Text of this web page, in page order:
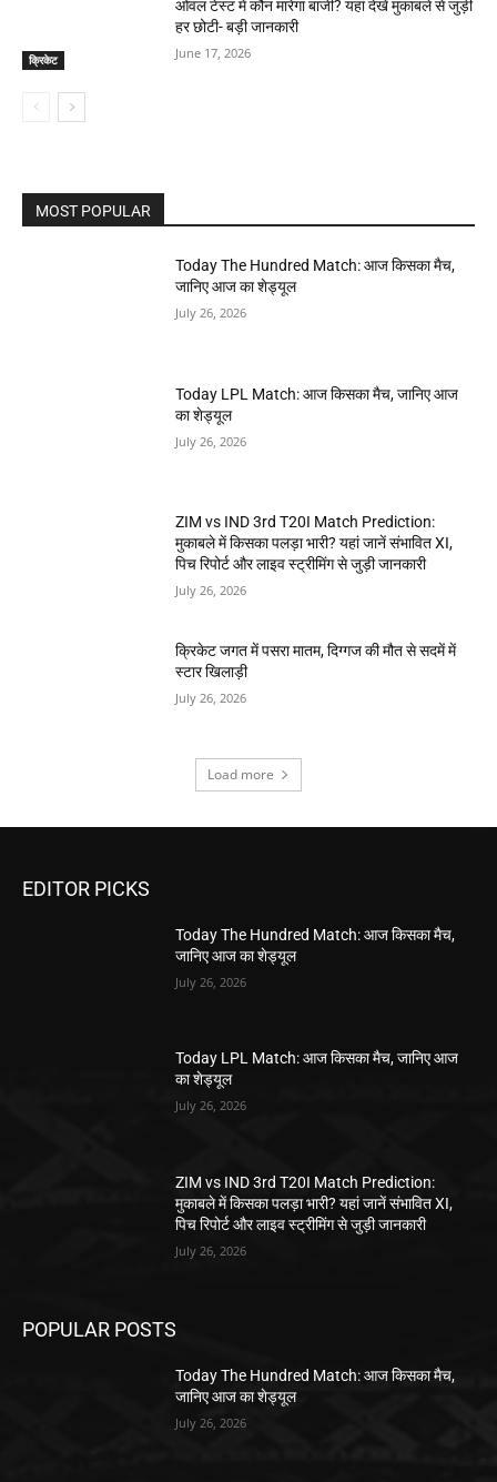
क्रिकेट
ओवल टेस्ट में कौन मारेगा बाजी? यहां देखें मुकाबले से जुड़ी
हर छोटी- बड़ी जानकारी
June 17, 2026
MOST POPULAR
Today The Hundred Match: आज किसका मैच,
जानिए आज का शेड्यूल
July 26, 2026
Today LPL Match: आज किसका मैच, जानिए आज
का शेड्यूल
July 26, 2026
ZIM vs IND 3rd T20I Match Prediction:
मुकाबले में किसका पलड़ा भारी? यहां जानें संभावित XI,
पिच रिपोर्ट और लाइव स्ट्रीमिंग से जुड़ी जानकारी
July 26, 2026
क्रिकेट जगत में पसरा मातम, दिग्गज की मौत से सदमें में
स्टार खिलाड़ी
July 26, 2026
Load more
EDITOR PICKS
Today The Hundred Match: आज किसका मैच,
जानिए आज का शेड्यूल
July 26, 2026
Today LPL Match: आज किसका मैच, जानिए आज
का शेड्यूल
July 26, 2026
ZIM vs IND 3rd T20I Match Prediction:
मुकाबले में किसका पलड़ा भारी? यहां जानें संभावित XI,
पिच रिपोर्ट और लाइव स्ट्रीमिंग से जुड़ी जानकारी
July 26, 2026
POPULAR POSTS
Today The Hundred Match: आज किसका मैच,
जानिए आज का शेड्यूल
July 26, 2026